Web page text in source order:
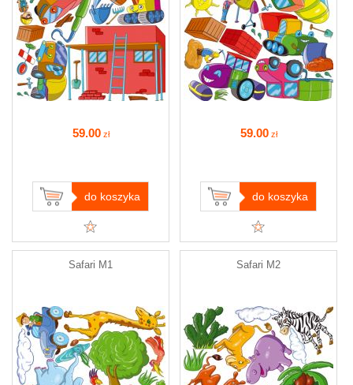
59.00 zł
do koszyka
59.00 zł
do koszyka
Safari M1 Safari M2